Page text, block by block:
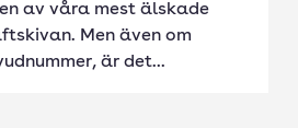
av våra mest älskade
Men även om
är det...